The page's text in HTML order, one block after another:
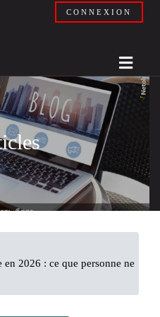
CONNEXION
2026 : ce que personne ne